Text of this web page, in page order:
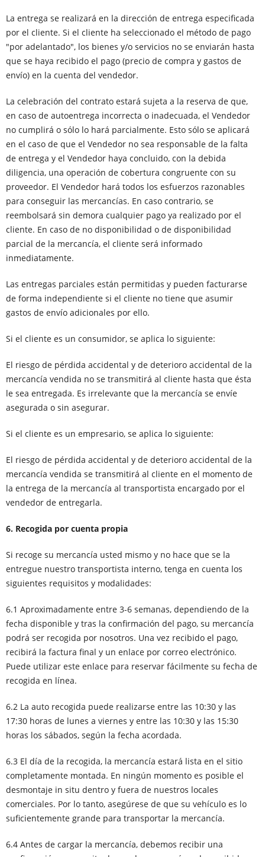
La entrega se realizará en la dirección de entrega especificada
por el cliente. Si el cliente ha seleccionado el método de pago
"por adelantado", los bienes y/o servicios no se enviarán hasta
que se haya recibido el pago (precio de compra y gastos de
envío) en la cuenta del vendedor.
La celebración del contrato estará sujeta a la reserva de que,
en caso de autoentrega incorrecta o inadecuada, el Vendedor
no cumplirá o sólo lo hará parcialmente. Esto sólo se aplicará
en el caso de que el Vendedor no sea responsable de la falta
de entrega y el Vendedor haya concluido, con la debida
diligencia, una operación de cobertura congruente con su
proveedor. El Vendedor hará todos los esfuerzos razonables
para conseguir las mercancías. En caso contrario, se
reembolsará sin demora cualquier pago ya realizado por el
cliente. En caso de no disponibilidad o de disponibilidad
parcial de la mercancía, el cliente será informado
inmediatamente.
Las entregas parciales están permitidas y pueden facturarse
de forma independiente si el cliente no tiene que asumir
gastos de envío adicionales por ello.
Si el cliente es un consumidor, se aplica lo siguiente:
El riesgo de pérdida accidental y de deterioro accidental de la
mercancía vendida no se transmitirá al cliente hasta que ésta
le sea entregada. Es irrelevante que la mercancía se envíe
asegurada o sin asegurar.
Si el cliente es un empresario, se aplica lo siguiente:
El riesgo de pérdida accidental y de deterioro accidental de la
mercancía vendida se transmitirá al cliente en el momento de
la entrega de la mercancía al transportista encargado por el
vendedor de entregarla.
6. Recogida por cuenta propia
Si recoge su mercancía usted mismo y no hace que se la
entregue nuestro transportista interno, tenga en cuenta los
siguientes requisitos y modalidades:
6.1 Aproximadamente entre 3-6 semanas, dependiendo de la
fecha disponible y tras la confirmación del pago, su mercancía
podrá ser recogida por nosotros. Una vez recibido el pago,
recibirá la factura final y un enlace por correo electrónico.
Puede utilizar este enlace para reservar fácilmente su fecha de
recogida en línea.
6.2 La auto recogida puede realizarse entre las 10:30 y las
17:30 horas de lunes a viernes y entre las 10:30 y las 15:30
horas los sábados, según la fecha acordada.
6.3 El día de la recogida, la mercancía estará lista en el sitio
completamente montada. En ningún momento es posible el
desmontaje in situ dentro y fuera de nuestros locales
comerciales. Por lo tanto, asegúrese de que su vehículo es lo
suficientemente grande para transportar la mercancía.
6.4 Antes de cargar la mercancía, debemos recibir una